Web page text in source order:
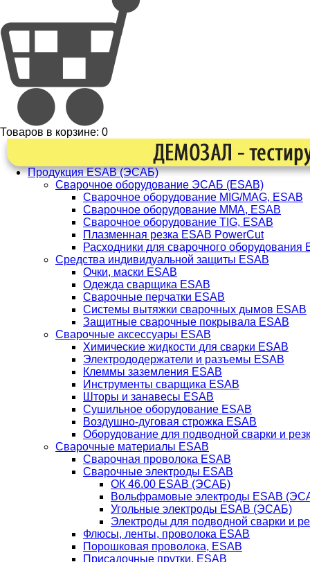
Товаров в корзине: 0
Продукция ESAB (ЭСАБ)
Сварочное оборудование ЭСАБ (ESAB)
Сварочное оборудование MIG/MAG, ESAB
Сварочное оборудование ММА, ESAB
Сварочное оборудование TIG, ESAB
Плазменная резка ESAB PowerCut
Расходники для сварочного оборудования
Средства индивидуальной защиты ESAB
Очки, маски ESAB
Одежда сварщика ESAB
Сварочные перчатки ESAB
Системы вытяжки сварочных дымов ESAB
Защитные сварочные покрывала ESAB
Сварочные аксессуары ESAB
Химические жидкости для сварки ESAB
Электрододержатели и разъемы ESAB
Клеммы заземления ESAB
Инструменты сварщика ESAB
Шторы и занавесы ESAB
Сушильное оборудование ESAB
Воздушно-дуговая строжка ESAB
Оборудование для подводной сварки и
Сварочные материалы ESAB
Сварочная проволока ESAB
Сварочные электроды ESAB
ОК 46.00 ESAB (ЭСАБ)
Вольфрамовые электроды ESAB
Угольные электроды ESAB (ЭСАБ)
Электроды для подводной сварки и
Флюсы, ленты, проволока ESAB
Порошковая проволока, ESAB
Присадочные прутки, ESAB